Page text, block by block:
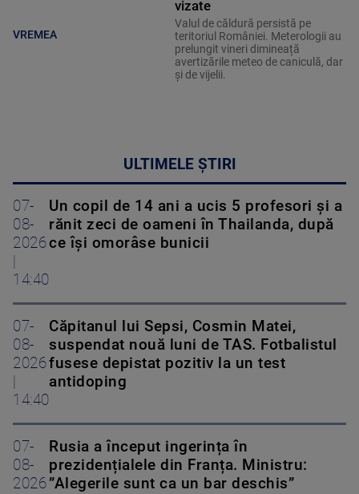
VREMEA
vizate
Valul de căldură persistă pe
teritoriul României. Meterologii au
prelungit vineri dimineață
avertizările meteo de caniculă, dar
și de vijelii.
ULTIMELE ȘTIRI
07-
08-
2026
14:40
Un copil de 14 ani a ucis 5 profesori și a
rănit zeci de oameni în Thailanda, după
ce își omorâse bunicii
07-
08-
2026
14:40
Căpitanul lui Sepsi, Cosmin Matei,
suspendat nouă luni de TAS. Fotbalistul
fusese depistat pozitiv la un test
antidoping
07-
08-
2026
Rusia a început ingerința în
prezidențialele din Franța. Ministru:
”Alegerile sunt ca un bar deschis”